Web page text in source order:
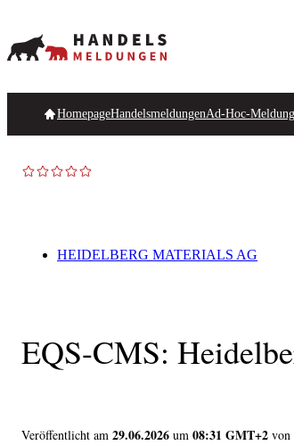
HomepageHandelsmeldungenAd-Hoc-
HEIDELBERG MATERIALS AG
EQS-CMS:
Veröffentlicht am 29.06.2026 um 08:31 GMT+2 von